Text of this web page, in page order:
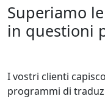
Superiamo
in questioni
I vostri clienti
programmi di